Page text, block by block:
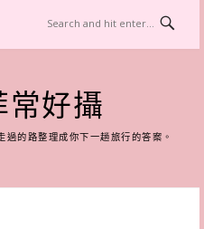
常好攝
的路整理成你下一趟旅行的答案。